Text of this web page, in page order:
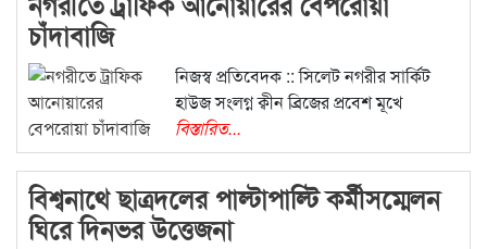
চাঁদাবাজি
নিজস্ব প্রতিবেদক :: সিলেট নগরীর সার্কিট
হাউজ সংলগ্ন ক্বীন ব্রিজের প্রবেশ মূখে
বিস্তারিত...
বিশ্বনাথে ছাত্রদলের পাল্টাপাল্টি কর্মীসম্মেলন
ঘিরে দিনভর উত্তেজনা